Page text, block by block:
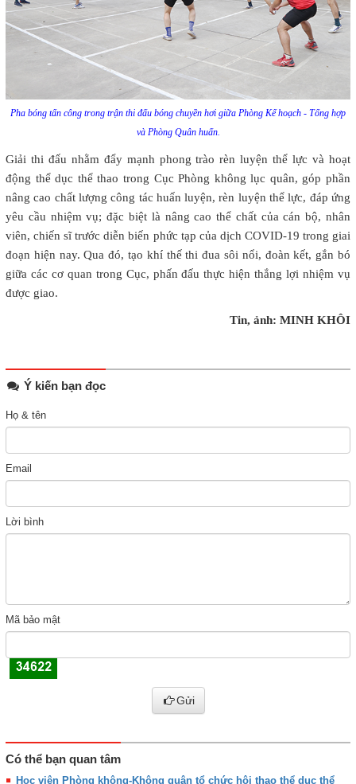
Pha bóng tấn công trong trận thi đấu bóng chuyền hơi giữa Phòng Kế hoạch - Tổng hợp
và Phòng Quân huấn.
Giải thi đấu nhằm đẩy mạnh phong trào rèn luyện thể lực và hoạt
động thể dục thể thao trong Cục Phòng không lục quân, góp phần
nâng cao chất lượng công tác huấn luyện, rèn luyện thể lực, đáp ứng
yêu cầu nhiệm vụ; đặc biệt là nâng cao thể chất của cán bộ, nhân
viên, chiến sĩ trước diễn biến phức tạp của dịch COVID-19 trong giai
đoạn hiện nay. Qua đó, tạo khí thế thi đua sôi nổi, đoàn kết, gắn bó
giữa các cơ quan trong Cục, phấn đấu thực hiện thắng lợi nhiệm vụ
được giao.
Tin, ảnh: MINH KHÔI
Ý kiến bạn đọc
Họ & tên
Email
Lời bình
Mã bảo mật
Gửi
Có thể bạn quan tâm
Học viện Phòng không-Không quân tổ chức hội thao thể dục thể